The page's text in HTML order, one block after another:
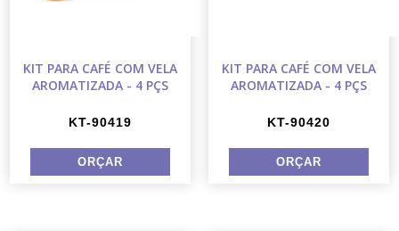
KIT PARA CAFÉ COM VELA
AROMATIZADA - 4 PÇS
KT-90419
KIT PARA CAFÉ COM VELA
AROMATIZADA - 4 PÇS
KT-90420